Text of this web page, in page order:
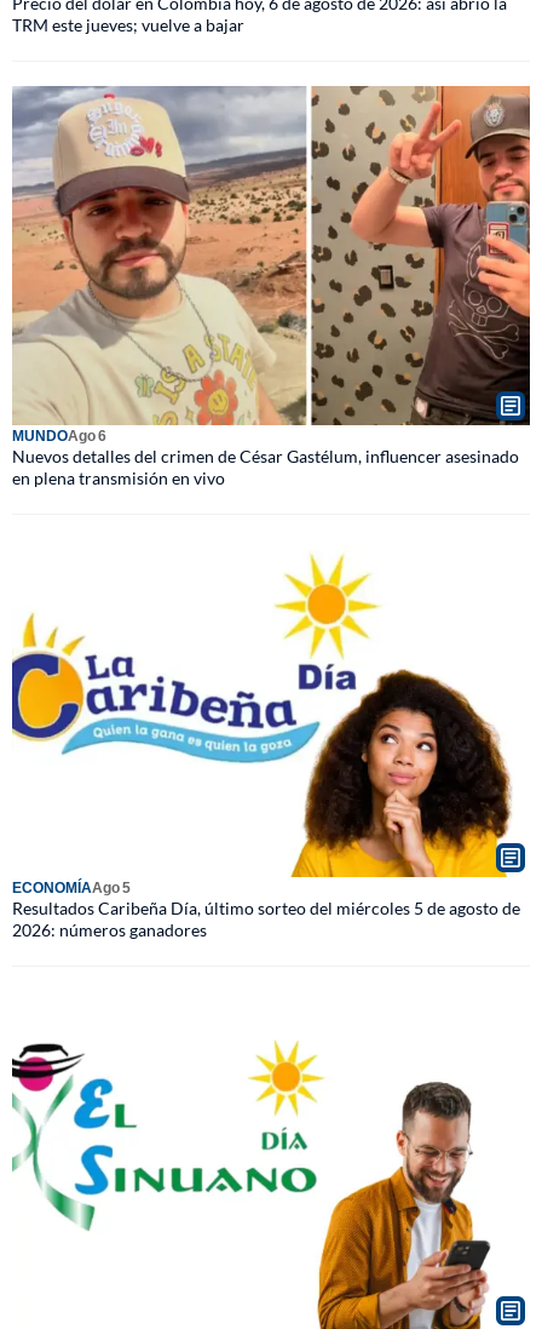
TRM este jueves; vuelve a bajar
MUNDOAgo 6
Nuevos detalles del crimen de César Gastélum, influencer asesinado
en plena transmisión en vivo
ECONOMÍAAgo 5
Resultados Caribeña Día, último sorteo del miércoles 5 de agosto de
2026: números ganadores